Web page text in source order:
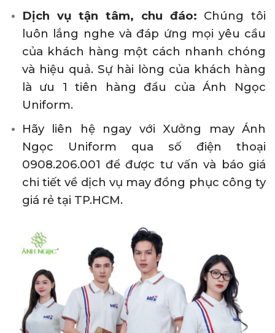
Dịch vụ tận tâm, chu đáo: Chúng tôi
luôn lắng nghe và đáp ứng mọi yêu cầu
của khách hàng một cách nhanh chóng
và hiệu quả. Sự hài lòng của khách hàng
là ưu 1 tiên hàng đầu của Ánh Ngọc
Uniform.
Hãy liên hệ ngay với Xưởng may Ánh
Ngọc Uniform qua số điện thoại
0908.206.001 để được tư vấn và báo giá
chi tiết về dịch vụ may đồng phục công ty
giá rẻ tại TP.HCM.